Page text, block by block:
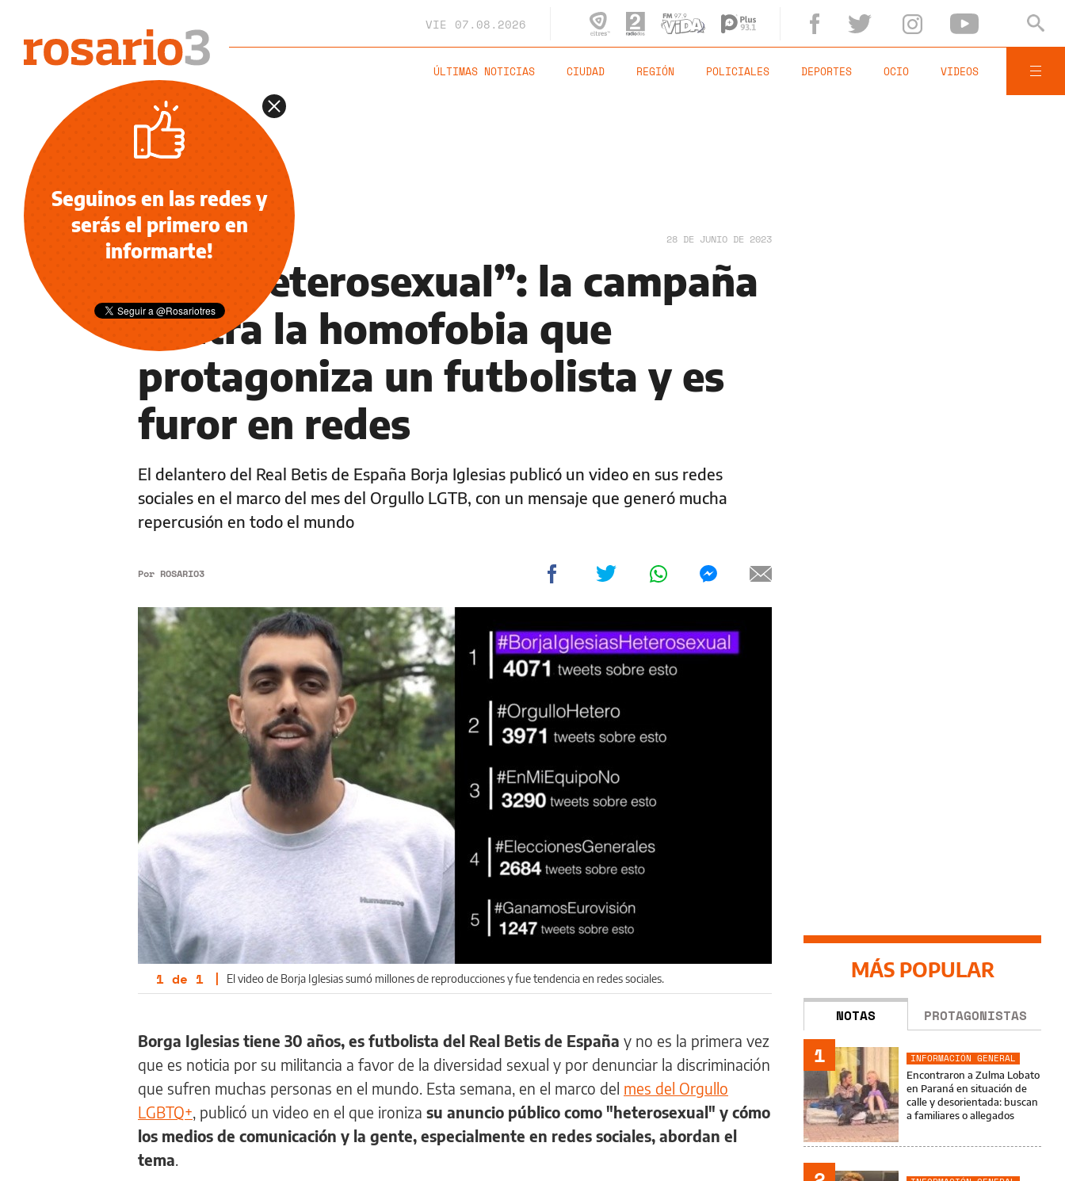
VIE 07.08.2026
ÚLTIMAS NOTICIAS CIUDAD REGIÓN POLICIALES DEPORTES OCIO VIDEOS
INFORMACIÓN GENERAL 28 DE JUNIO DE 2023
“Soy heterosexual”: la campaña
contra la homofobia que
protagoniza un futbolista y es
furor en redes
El delantero del Real Betis de España Borja Iglesias publicó un video en sus redes
sociales en el marco del mes del Orgullo LGTB, con un mensaje que generó mucha
repercusión en todo el mundo
Por ROSARIO3
1 de 1 | El video de Borja Iglesias sumó millones de reproducciones y fue tendencia en redes sociales.
Borga Iglesias tiene 30 años, es futbolista del Real Betis de España y no es la primera vez
que es noticia por su militancia a favor de la diversidad sexual y por denunciar la discriminación
que sufren muchas personas en el mundo. Esta semana, en el marco del mes del Orgullo
LGBTQ+ , publicó un video en el que ironiza su anuncio público como "heterosexual" y cómo
los medios de comunicación y la gente, especialmente en redes sociales, abordan el
tema
MÁS POPULAR
NOTAS PROTAGONISTAS
1
INFORMACIÓN GENERAL
Encontraron a Zulma Lobato
en Paraná en situación de
calle y desorientada: buscan
a familiares o allegados
Seguinos en las redes y
serás el primero en
informarte!